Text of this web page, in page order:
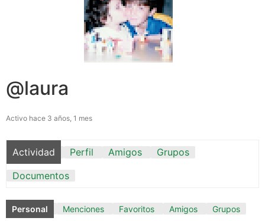
@laura
Activo hace 3 años, 1 mes
Actividad Perfil Amigos
Grupos
Documentos
Personal Menciones Favoritos Amigos Grupos